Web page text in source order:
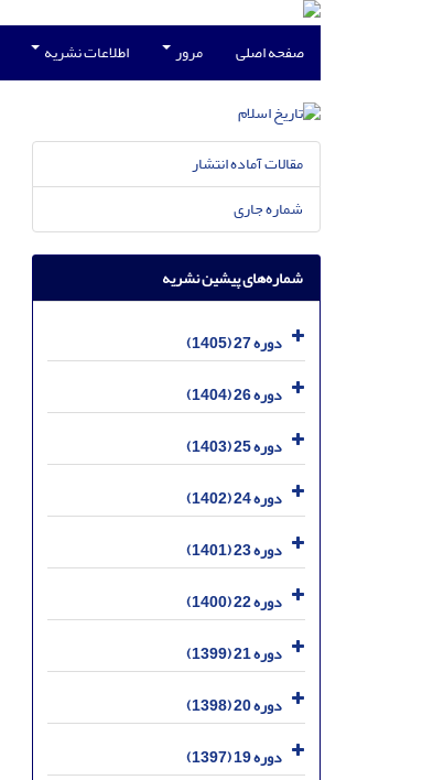
صفحه اصلی مرور اطلاعات نشریه
مقالات آماده انتشار
شماره جاری
شماره‌های پیشین نشریه
دوره 27 (1405)
دوره 26 (1404)
دوره 25 (1403)
دوره 24 (1402)
دوره 23 (1401)
دوره 22 (1400)
دوره 21 (1399)
دوره 20 (1398)
دوره 19 (1397)